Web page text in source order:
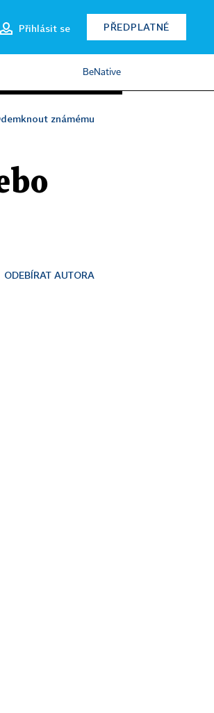
Přihlásit se PŘEDPLATNÉ
BeNative
známému
ODEBÍRAT AUTORA